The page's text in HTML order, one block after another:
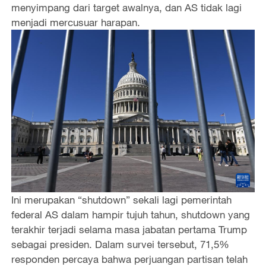
menyimpang dari target awalnya, dan AS tidak lagi
menjadi mercusuar harapan.
Ini merupakan “shutdown” sekali lagi pemerintah
federal AS dalam hampir tujuh tahun, shutdown yang
terakhir terjadi selama masa jabatan pertama Trump
sebagai presiden. Dalam survei tersebut, 71,5%
responden percaya bahwa perjuangan partisan telah